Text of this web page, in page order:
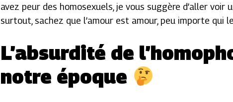
avez peur des homosexuels, je vous suggère d’aller voir
surtout, sachez que l’amour est amour, peu importe qui
L’absurdité de
notre époque